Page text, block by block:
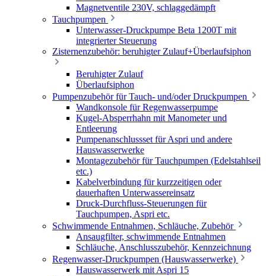
Magnetventile 230V, schlaggedämpft
Tauchpumpen
Unterwasser-Druckpumpe Beta 1200T mit
integrierter Steuerung
Zisternenzubehör: beruhigter Zulauf+Überlaufsiphon
Beruhigter Zulauf
Überlaufsiphon
Pumpenzubehör für Tauch- und/oder Druckpumpen
Wandkonsole für Regenwasserpumpe
Kugel-Absperrhahn mit Manometer und
Entleerung
Pumpenanschlussset für Aspri und andere
Hauswasserwerke
Montagezubehör für Tauchpumpen (Edelstahlseil
etc.)
Kabelverbindung für kurzzeitigen oder
dauerhaften Unterwassereinsatz
Druck-Durchfluss-Steuerungen für
Tauchpumpen, Aspri etc.
Schwimmende Entnahmen, Schläuche, Zubehör
Ansaugfilter, schwimmende Entnahmen
Schläuche, Anschlusszubehör, Kennzeichnung
Regenwasser-Druckpumpen (Hauswasserwerke)
Hauswasserwerk mit Aspri 15